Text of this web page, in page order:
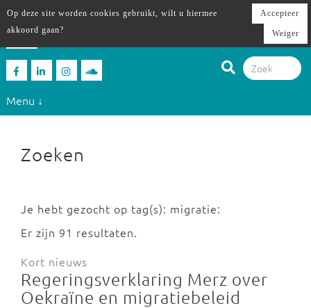
Menu ↓
Zoeken
Je hebt gezocht op tag(s): migratie:
Er zijn 91 resultaten.
Kort nieuws
Regeringsverklaring Merz over
Oekraïne en migratiebeleid
Op deze site worden cookies gebruikt, wilt u hiermee
akkoord gaan?
Accepteer
Weiger